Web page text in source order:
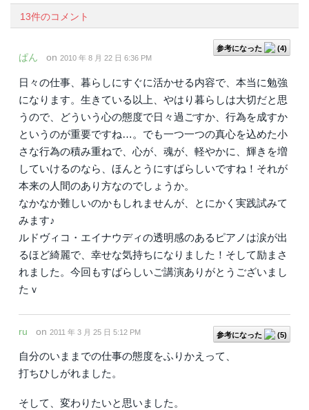
13件のコメント
参考になった (4)
ぱん on 2010 年 8 月 22 日 6:36 PM
日々の仕事、暮らしにすぐに活かせる内容で、本当に勉強
になります。生きている以上、やはり暮らしは大切だと思
うので、どういう心の態度で日々過ごすか、行為を成すか
というのが重要ですね…。でも一つ一つの真心を込めた小
さな行為の積み重ねで、心が、魂が、軽やかに、輝きを増
していけるのなら、ほんとうにすばらしいですね！それが
本来の人間のあり方なのでしょうか。
なかなか難しいのかもしれませんが、とにかく実践試みて
みます♪
ルドヴィコ・エイナウディの透明感のあるピアノは涙が出
るほど綺麗で、幸せな気持ちになりました！そして励まさ
れました。今回もすばらしいご講演ありがとうございまし
たｖ
参考になった (5)
ru on 2011 年 3 月 25 日 5:12 PM
自分のいままでの仕事の態度をふりかえって、
打ちひしがれました。
そして、変わりたいと思いました。